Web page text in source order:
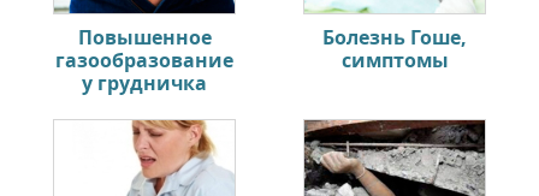
Повышенное
газообразование
у грудничка
Болезнь Гоше,
симптомы